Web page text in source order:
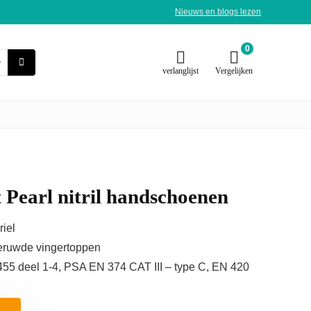
Nieuws en blogs lezen
verlanglijst
0
Vergelijken
nitril handschoenen
vingertoppen
deel 1-4, PSA EN 374 CAT III – type C, EN 420